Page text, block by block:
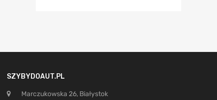
SZYBYDOAUT.PL
Marczukowska 26, Białystok